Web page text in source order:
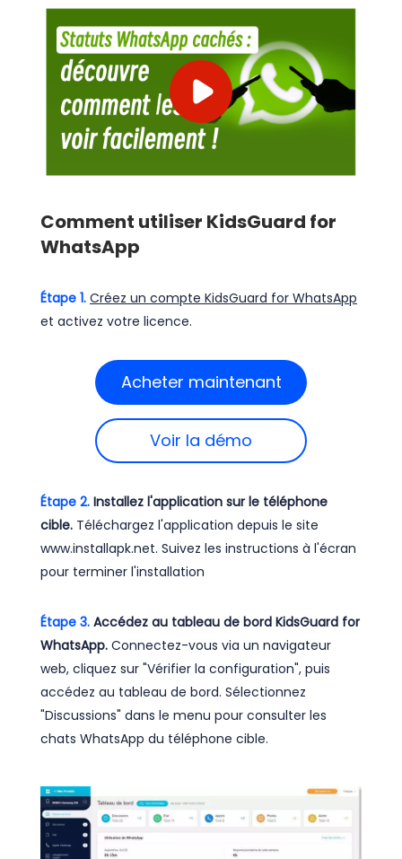
Comment utiliser KidsGuard for
WhatsApp
Étape 1. Créez un compte KidsGuard for WhatsApp
et activez votre licence.
Acheter maintenant
Voir la démo
Étape 2. Installez l'application sur le téléphone
cible. Téléchargez l'application depuis le site
www.installapk.net. Suivez les instructions à l'écran
pour terminer l'installation
Étape 3. Accédez au tableau de bord KidsGuard for
WhatsApp. Connectez-vous via un navigateur
web, cliquez sur "Vérifier la configuration", puis
accédez au tableau de bord. Sélectionnez
"Discussions" dans le menu pour consulter les
chats WhatsApp du téléphone cible.